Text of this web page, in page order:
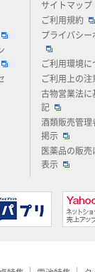
サイトマップ
ご利用規約
プライバシー
ご利用環境に
ご利用上の注
古物営業法に
記
酒類販売管理
掲示
医薬品の販売
表示